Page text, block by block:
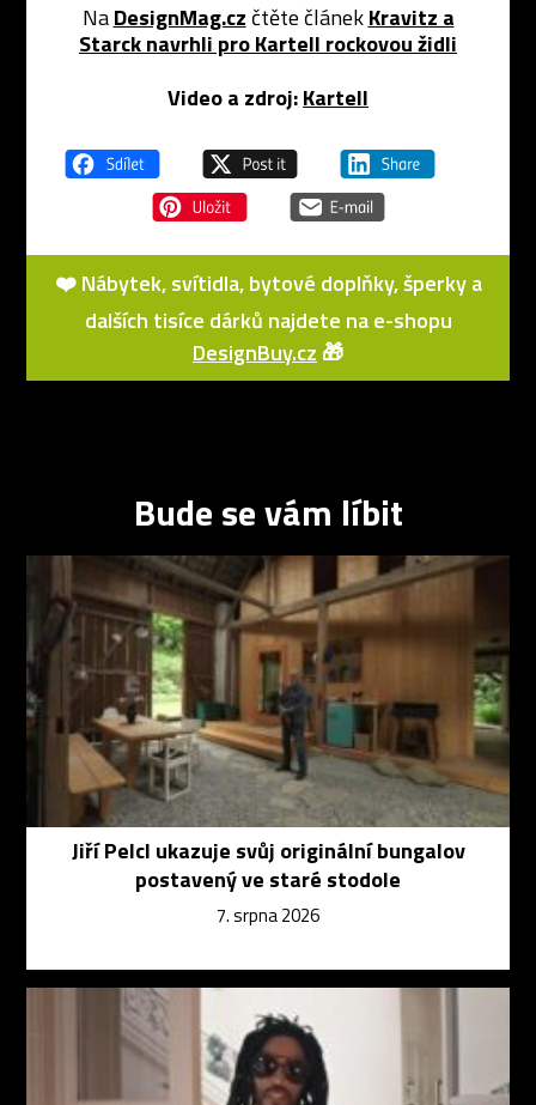
NaDesignMag.cz čtěte článekKravitz a
Starck navrhli pro Kartell rockovou židli
Video a zdroj:Kartell
❤️ Nábytek, svítidla, bytové doplňky, šperky a
dalších tisíce dárků najdete na e-shopu
DesignBuy.cz 🎁
Bude se vám líbit
Jiří Pelcl ukazuje svůj originální bungalov
postavený ve staré stodole
7. srpna 2026